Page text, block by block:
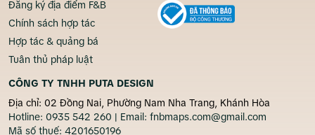
Đăng ký địa điểm F&B
Chính sách hợp tác
Hợp tác & quảng bá
Tuân thủ pháp luật
CÔNG TY TNHH PUTA DESIGN
Địa chỉ: 02 Đồng Nai, Phường Nam Nha Trang, Khánh Hòa
Hotline: 0935 542 260 | Email: fnbmaps.com@gmail.com
Mã số thuế: 4201650196